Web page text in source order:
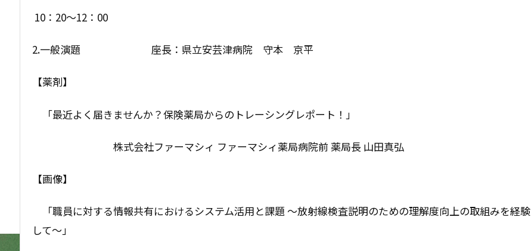
10：20〜12：00
2.一般演題 座長：県立安芸津病院 守本 京平
【薬剤】
「最近よく届きませんか？保険薬局からのトレーシングレポート！」
株式会社ファーマシィ ファーマシィ薬局病院前 薬局長 山田真弘
【画像】
「職員に対する情報共有におけるシステム活用と課題 ～放射線検査説明のための理解度向上の取組みを経験
して～」